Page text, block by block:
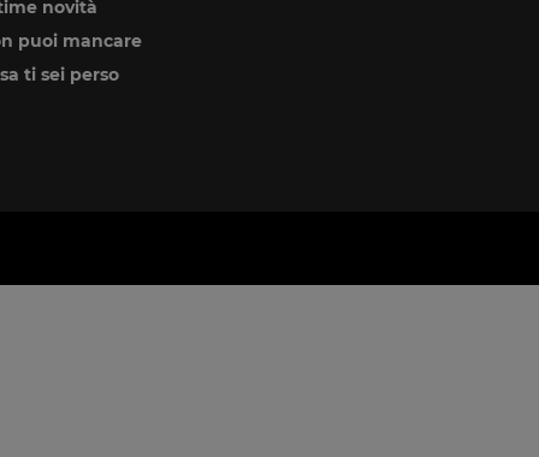
novità
puoi mancare
ti sei perso